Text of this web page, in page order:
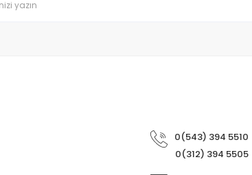
0(543) 394 5510
0(312) 394 5505